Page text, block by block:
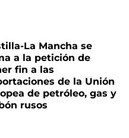
La Mancha se
a la petición de
fin a las
de la Unión
de petróleo, gas y
rusos